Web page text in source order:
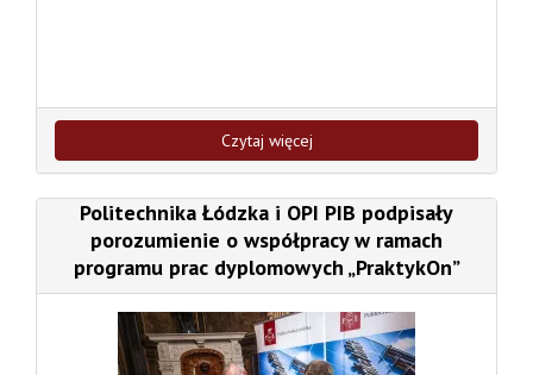
Czytaj więcej
Politechnika Łódzka i OPI PIB podpisały
porozumienie o współpracy w ramach
programu prac dyplomowych „PraktykOn”